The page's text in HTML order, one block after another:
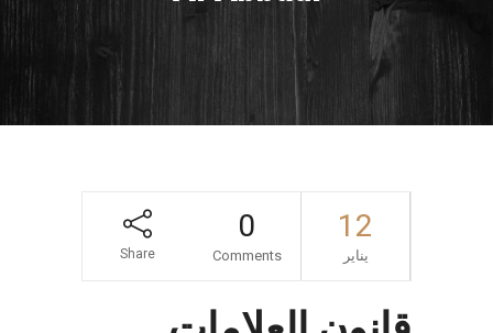
12
يناير
0
Comments
Share